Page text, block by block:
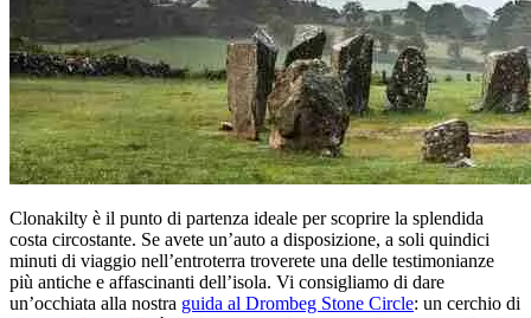
Clonakilty è il punto di partenza ideale per scoprire la splendida
costa circostante. Se avete un’auto a disposizione, a soli quindici
minuti di viaggio nell’entroterra troverete una delle testimonianze
più antiche e affascinanti dell’isola. Vi consigliamo di dare
un’occhiata alla nostra guida al Drombeg Stone Circle: un cerchio di